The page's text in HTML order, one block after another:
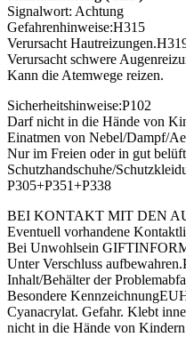
Signalwort: Achtung
Gefahrenhinweise:H315
Verursacht
Verursacht schwere
Kann die Atemwege reizen.
Sicherheitshinweise:P102
Darf nicht in die Hände von
Einatmen von Nebel/Dampf/
Nur im Freien oder in gut
Schutzhandschuhe/
P305+P351+P338
BEI KONTAKT MIT DEN
Eventuell vorhandene
Bei Unwohlsein
Unter Verschluss
Inhalt/Behälter der
Besondere
Cyanacrylat. Gefahr. Klebt
nicht in die Hände von Kindern